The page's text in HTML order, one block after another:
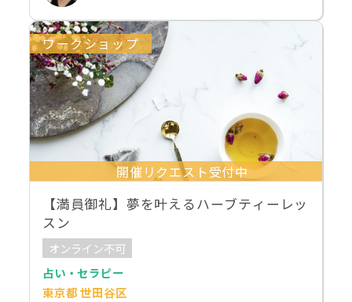
ワークショップ
開催リクエスト受付中
【満員御礼】夢を叶えるハーブティーレッ
スン
オンライン不可
占い・セラピー
東京都 世田谷区